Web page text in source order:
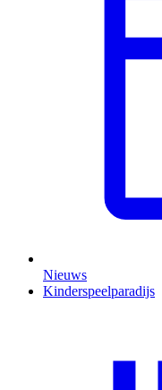
Nieuws
Kinderspeelparadijs